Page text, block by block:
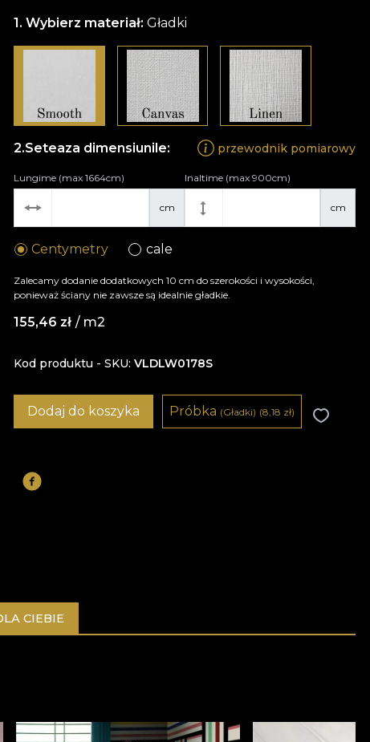
Wybierz materiał:Gładki
Seteaza dimensiunile: przewodnik pomiarowy
cm
Lungime (max 1664cm)
cm
Inaltime (max 900cm)
Centymetry cale
Zalecamy dodanie dodatkowych 10 cm do szerokości i wysokości,
ponieważ ściany nie zawsze są idealnie gładkie.
155,46 zł / m2
Kod produktu - SKU VLDLW0178S
Dodaj do koszyka Próbka (Gładki) (8,18 zł)
CIEBIE